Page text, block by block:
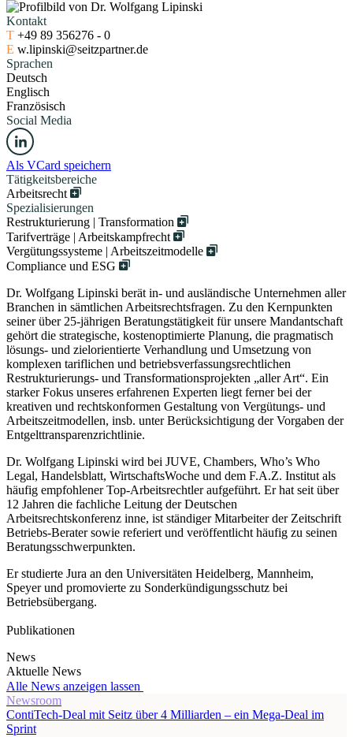
Kontakt
T +49 89 356276 - 0
E w.lipinski@seitzpartner.de
Sprachen
Deutsch
Englisch
Französisch
Social Media
Als VCard speichern
Tätigkeitsbereiche
Arbeitsrecht
Spezialisierungen
Restrukturierung | Transformation
Tarifverträge | Arbeitskampfrecht
Vergütungssysteme | Arbeitszeitmodelle
Compliance und ESG
Dr. Wolfgang Lipinski berät in- und ausländische Unternehmen aller
Branchen in sämtlichen Arbeitsrechtsfragen. Zu den Kernpunkten
seiner über 25-jährigen Beratungstätigkeit für unsere Mandantschaft
gehört die strategische, kostenoptimierte Planung, die pragmatisch
lösungs- und zielorientierte Verhandlung und Umsetzung von
komplexen tariflichen und betriebsverfassungsrechtlichen
Restrukturierungs- und Transformationsprojekten „aller Art“. Ein
starker Fokus unseres erfahrenen Experten liegt ferner bei der
kreativen und rechtskonformen Gestaltung von Vergütungs- und
Arbeitszeitmodellen, insb. unter Berücksichtigung der Vorgaben der
Entgelttransparenzrichtlinie.
Dr. Wolfgang Lipinski wird bei JUVE, Chambers, Who’s Who
Legal, Handelsblatt, WirtschaftsWoche und dem F.A.Z. Institut als
häufig empfohlener Top-Arbeitsrechtler aufgeführt. Er hat seit über
12 Jahren die fachliche Leitung der Deutschen
Arbeitsrechtskonferenz inne, ist ständiger Mitarbeiter der Zeitschrift
Betriebs-Berater sowie referiert und veröffentlicht häufig zu seinen
Beratungsschwerpunkten.
Er studierte Jura an den Universitäten Heidelberg, Mannheim,
Speyer und promovierte zu Sonderkündigungsschutz bei
Betriebsübergang.
Publikationen
News
Aktuelle News
Alle News anzeigen lassen
Newsroom
ContiTech-Deal mit Seitz über 4 Milliarden – ein Mega-Deal im
Sprint